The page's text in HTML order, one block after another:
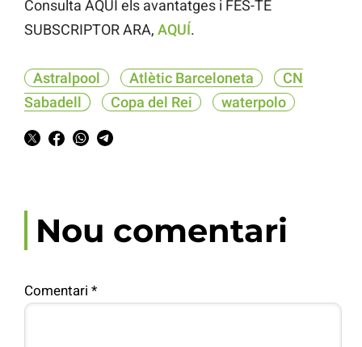
Consulta AQUÍ els avantatges i FES-TE
SUBSCRIPTOR ARA, AQUÍ.
Astralpool Atlètic Barceloneta
CN
Sabadell
Copa del Rei waterpolo
Nou comentari
Comentari *